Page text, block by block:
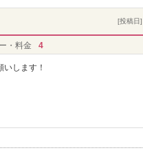
[投稿日
・料金 4
します！